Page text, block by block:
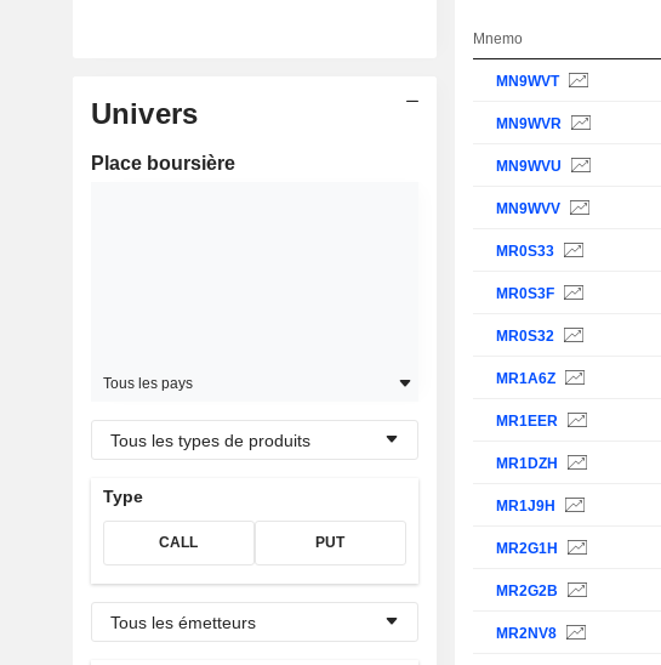
Univers
Place boursière
Tous les pays
Tous les types de produits
Type
CALL PUT
Tous les émetteurs
Mnemo
MN9WVT
MN9WVR
MN9WVU
MN9WVV
MR0S33
MR0S3F
MR0S32
MR1A6Z
MR1EER
MR1DZH
MR1J9H
MR2G1H
MR2G2B
MR2NV8